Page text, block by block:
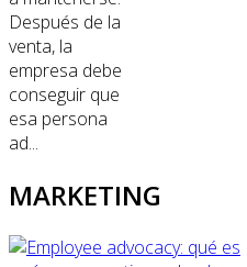
Después de la
venta, la
empresa debe
conseguir que
esa persona
ad...
MARKETING